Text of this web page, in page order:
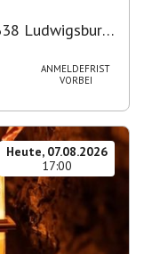
Ludwigsburg,
ANMELDEFRIST
VORBEI
Heute, 07.08.2026
17:00